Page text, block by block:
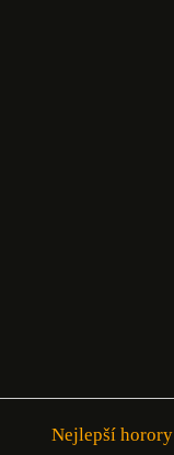
Nejlepší horory